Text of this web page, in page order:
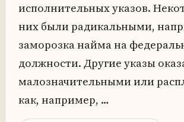
исполнительных указов.
них были радикальными,
заморозка найма на
должности. Другие указы
малозначительными или
как, например, …